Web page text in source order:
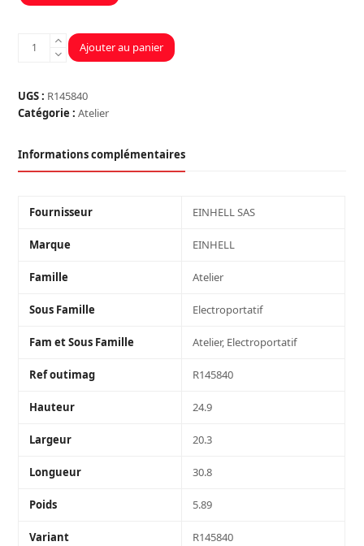
quantité
À
MEULER
150
MM
TR/MIN
Ajouter au panier
UGS : R145840
Catégorie : Atelier
Informations complémentaires
Fournisseur EINHELL SAS
Marque EINHELL
Famille Atelier
Sous Famille Electroportatif
Fam et Sous Famille Atelier, Electroportatif
Ref outimag R145840
Hauteur 24.9
Largeur 20.3
Longueur 30.8
Poids 5.89
Variant R145840